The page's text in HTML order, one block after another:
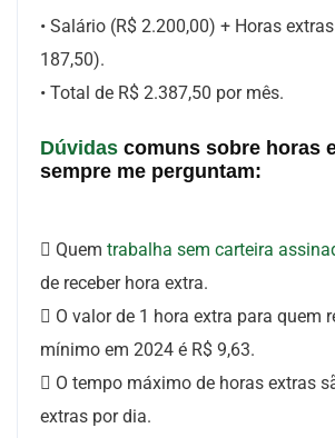
• Salário (R$ 2.200,00) + Horas
187,50).
• Total de R$ 2.387,50 por mês.
Dúvidas comuns sobre horas
sempre me perguntam:
 Quem trabalha sem carteira
de receber hora extra.
 O valor de 1 hora extra para quem
mínimo em 2024 é R$ 9,63.
 O tempo máximo de horas extras
extras por dia.